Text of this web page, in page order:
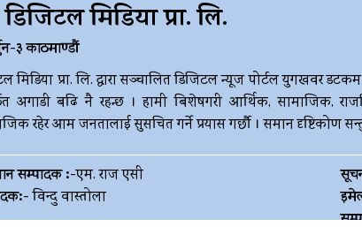
मिडिया प्रा. लि.
३ काठमाण्डौं
मिडिया प्रा. लि. द्धारा सञ्चालित डिजिटल न्यूज पोर्टल युगखवर
अगाडी बढि नै रहन्छ । हामी बिशेषगरी आर्थिक, सामाजिक,
रहेर आम जनतालाई सुसचित गर्ने प्रयास गर्छौ । समान दृष्टिकोण
सम्पादक :-एम. राज एसी
विन्दु वास्तोला